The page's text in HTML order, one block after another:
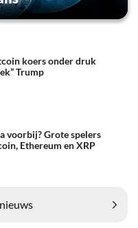
koers onder druk
Trump
voorbij? Grote spelers
Ethereum en XRP